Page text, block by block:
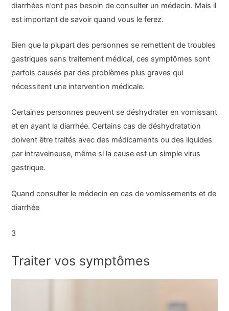
diarrhées n’ont pas besoin de consulter un médecin. Mais il
est important de savoir quand vous le ferez.
Bien que la plupart des personnes se remettent de troubles
gastriques sans traitement médical, ces symptômes sont
parfois causés par des problèmes plus graves qui
nécessitent une intervention médicale.
Certaines personnes peuvent se déshydrater en vomissant
et en ayant la diarrhée. Certains cas de déshydratation
doivent être traités avec des médicaments ou des liquides
par intraveineuse, même si la cause est un simple virus
gastrique.
Quand consulter le médecin en cas de vomissements et de
diarrhée
3
Traiter vos symptômes